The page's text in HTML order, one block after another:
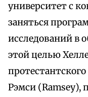
университет с
заняться
исследований в
этой целью
Рэмси (Ramsey),